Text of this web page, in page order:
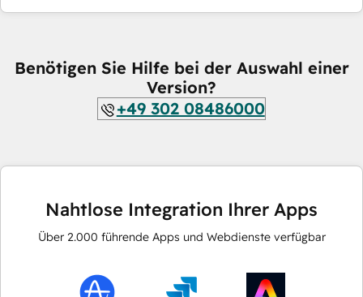
Benötigen Sie Hilfe bei der Auswahl einer
Version?
+49 302 08486000
Nahtlose Integration Ihrer Apps
Über 2.000 führende Apps und Webdienste verfügbar